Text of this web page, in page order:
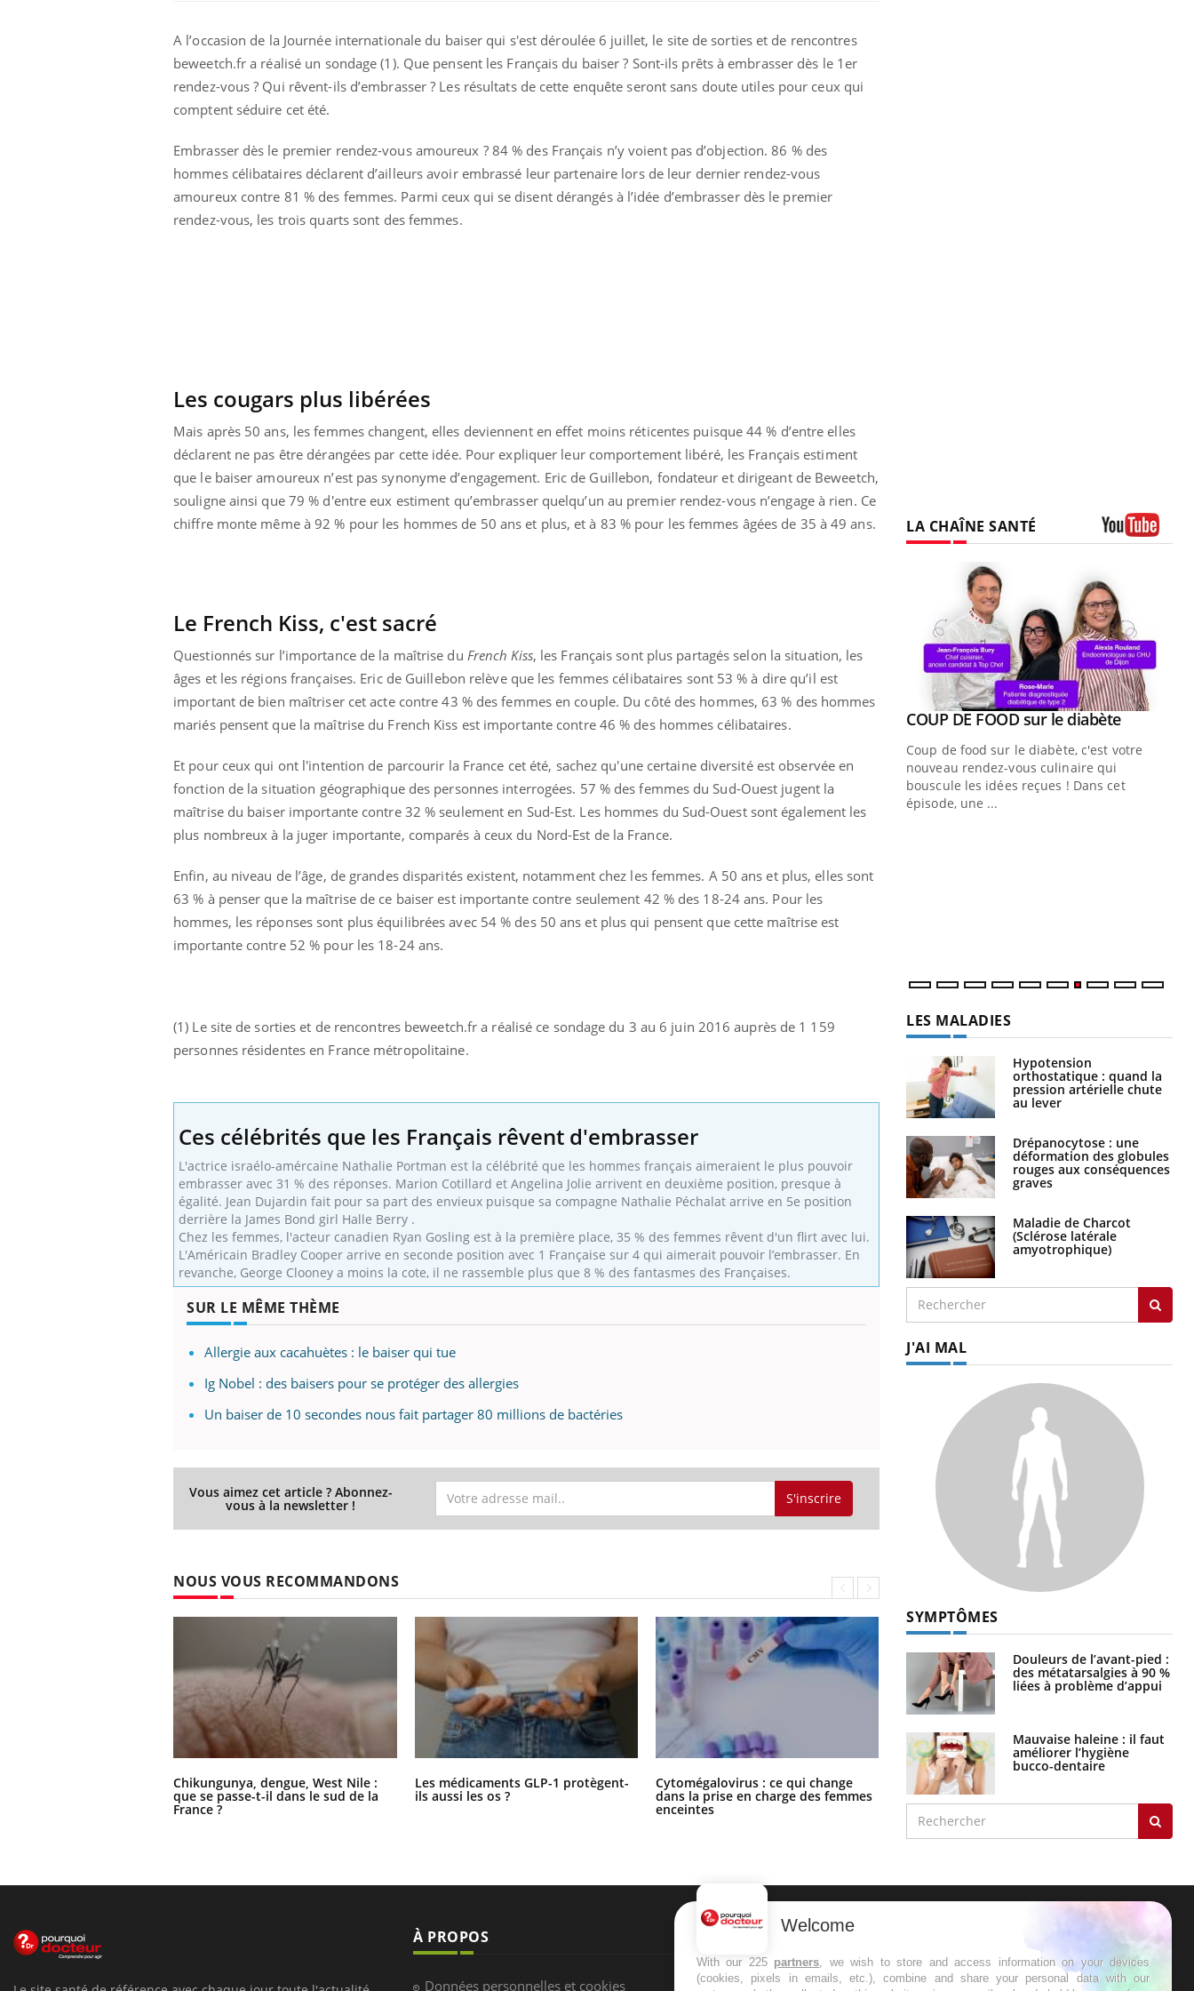
A l’occasion de la Journée internationale du baiser qui s'est déroulée 6 juillet, le site de sorties et de rencontres
beweetch.fr a réalisé un sondage (1). Que pensent les Français du baiser ? Sont-ils prêts à embrasser dès le 1er
rendez-vous ? Qui rêvent-ils d’embrasser ? Les résultats de cette enquête seront sans doute utiles pour ceux qui
comptent séduire cet été.
Embrasser dès le premier rendez-vous amoureux ? 84 % des Français n’y voient pas d’objection. 86 % des
hommes célibataires déclarent d’ailleurs avoir embrassé leur partenaire lors de leur dernier rendez-vous
amoureux contre 81 % des femmes. Parmi ceux qui se disent dérangés à l’idée d’embrasser dès le premier
rendez-vous, les trois quarts sont des femmes.
Les cougars plus libérées
Mais après 50 ans, les femmes changent, elles deviennent en effet moins réticentes puisque 44 % d’entre elles
déclarent ne pas être dérangées par cette idée. Pour expliquer leur comportement libéré, les Français estiment
que le baiser amoureux n’est pas synonyme d’engagement. Eric de Guillebon, fondateur et dirigeant de Beweetch,
souligne ainsi que 79 % d'entre eux estiment qu’embrasser quelqu’un au premier rendez-vous n’engage à rien. Ce
chiffre monte même à 92 % pour les hommes de 50 ans et plus, et à 83 % pour les femmes âgées de 35 à 49 ans.
Le French Kiss, c'est sacré
Questionnés sur l’importance de la maîtrise du French Kiss, les Français sont plus partagés selon la situation, les
âges et les régions françaises. Eric de Guillebon relève que les femmes célibataires sont 53 % à dire qu’il est
important de bien maîtriser cet acte contre 43 % des femmes en couple. Du côté des hommes, 63 % des hommes
mariés pensent que la maîtrise du French Kiss est importante contre 46 % des hommes célibataires.
Et pour ceux qui ont l'intention de parcourir la France cet été, sachez qu'une certaine diversité est observée en
fonction de la situation géographique des personnes interrogées. 57 % des femmes du Sud-Ouest jugent la
maîtrise du baiser importante contre 32 % seulement en Sud-Est. Les hommes du Sud-Ouest sont également les
plus nombreux à la juger importante, comparés à ceux du Nord-Est de la France.
Enfin, au niveau de l’âge, de grandes disparités existent, notamment chez les femmes. A 50 ans et plus, elles sont
63 % à penser que la maîtrise de ce baiser est importante contre seulement 42 % des 18-24 ans. Pour les
hommes, les réponses sont plus équilibrées avec 54 % des 50 ans et plus qui pensent que cette maîtrise est
importante contre 52 % pour les 18-24 ans.
(1) Le site de sorties et de rencontres beweetch.fr a réalisé ce sondage du 3 au 6 juin 2016 auprès de 1 159
personnes résidentes en France métropolitaine.
Ces célébrités que les Français rêvent d'embrasser
L'actrice israélo-amércaine Nathalie Portman est la célébrité que les hommes français aimeraient le plus pouvoir
embrasser avec 31 % des réponses. Marion Cotillard et Angelina Jolie arrivent en deuxième position, presque à
égalité. Jean Dujardin fait pour sa part des envieux puisque sa compagne Nathalie Péchalat arrive en 5e position
derrière la James Bond girl Halle Berry .
Chez les femmes, l'acteur canadien Ryan Gosling est à la première place, 35 % des femmes rêvent d'un flirt avec lui.
L'Américain Bradley Cooper arrive en seconde position avec 1 Française sur 4 qui aimerait pouvoir l’embrasser. En
revanche, George Clooney a moins la cote, il ne rassemble plus que 8 % des fantasmes des Françaises.
SUR LE MÊME THÈME
Allergie aux cacahuètes : le baiser qui tue
Ig Nobel : des baisers pour se protéger des allergies
Un baiser de 10 secondes nous fait partager 80 millions de bactéries
Vous aimez cet article ? Abonnez-
vous à la newsletter ! S'inscrire
NOUS VOUS RECOMMANDONS
Chikungunya, dengue, West Nile :
que se passe-t-il dans le sud de la
France ?
Les médicaments GLP-1 protègent-
ils aussi les os ?
Cytomégalovirus : ce qui change
dans la prise en charge des femmes
enceintes
La sieste empêche-t-elle de dormir
la nuit ?
LA CHAÎNE SANTÉ
Eczéma Chronique des Mains : se
préparer pour l’été !Youtube
L'été arrive… et avec lui, un tout nouveau
rythme de vie ! Vacances, plage, piscine,
soleil, activités en plein air… Nos mains
Youtube
Diabète & Ramadan 2026 Youtube
nombreuses personnes atteintes de
diabète, c'est une période de questions, de
défis, mais ...
Youtube
Un « jumeau numérique » pour
faciliter l’accès à la médecine
Un établissement lié à un groupe
mutualiste innove en matière de bilan de
santé : l'utilisation d'un « jumeau
numérique » permet ...
Youtube
COUP DE FOOD sur le diabèteYoutube
Coup de food sur le diabète, c'est votre
nouveau rendez-vous culinaire qui
bouscule les idées reçues ! Dans cet
épisode, une ...
LES MALADIES
Hypotension
orthostatique : quand la
pression artérielle chute
au lever
Drépanocytose : une
déformation des globules
rouges aux conséquences
graves
Maladie de Charcot
(Sclérose latérale
amyotrophique)
J'AI MAL
SYMPTÔMES
Douleurs de l’avant-pied :
des métatarsalgies à 90 %
liées à problème d’appui
Mauvaise haleine : il faut
améliorer l’hygiène
bucco-dentaire
À PROPOS
Données personnelles et cookies
NEWSLETTER
Recevez toutes les semaines les meilleures
Welcome
With our 225 partners, we wish to store and access information on your devices
(cookies, pixels in emails, etc.), combine and share your personal data with our